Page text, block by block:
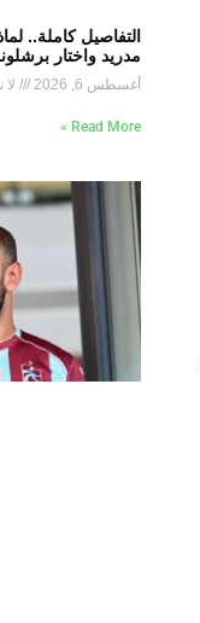
التفاصيل كاملة..
مدريد واختار
أغسطس 6, 2026
Read More »